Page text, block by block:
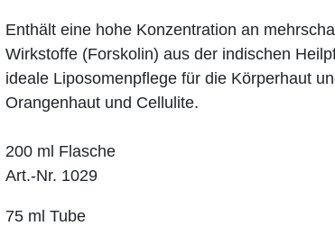
Enthält eine hohe Konzentration an
Wirkstoffe (Forskolin) aus der indischen
ideale Liposomenpflege für die Körperhaut
Orangenhaut und Cellulite.
200 ml Flasche
Art.-Nr. 1029
75 ml Tube